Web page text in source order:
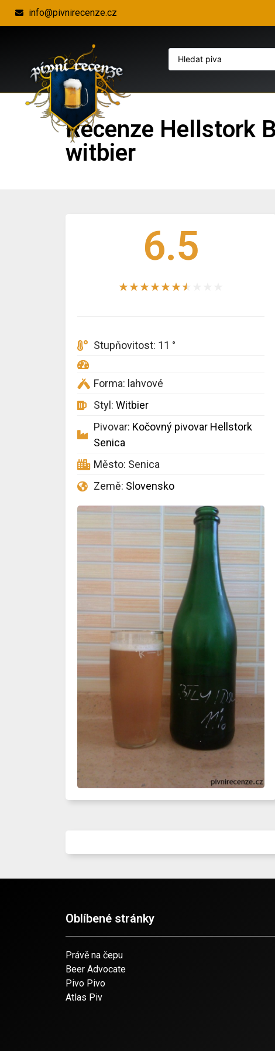
info@pivnirecenze.cz
Recenze Hellstork
witbier
6.5
★★★★★★★
Stupňovitost: 11 °
Forma: lahvové
Styl: Witbier
Pivovar: Kočovný pivovar Hellstork
Senica
Město: Senica
Země: Slovensko
Oblíbené stránky
Právě na čepu
Beer Advocate
Pivo Pivo
Atlas Piv